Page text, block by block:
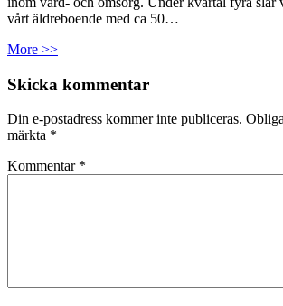
vårt äldreboende med ca 50…
More >>
Skicka kommentar
Din e-postadress kommer inte publiceras.
märkta *
Kommentar *